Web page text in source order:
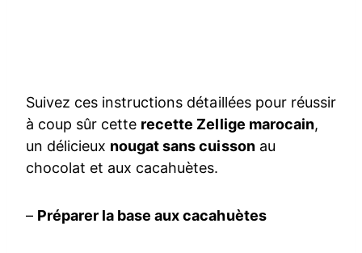
Suivez ces instructions détaillées pour réussir
à coup sûr cette recette Zellige marocain,
un délicieux nougat sans cuissonau
chocolat et aux cacahuètes.
– Préparer la base aux cacahuètes